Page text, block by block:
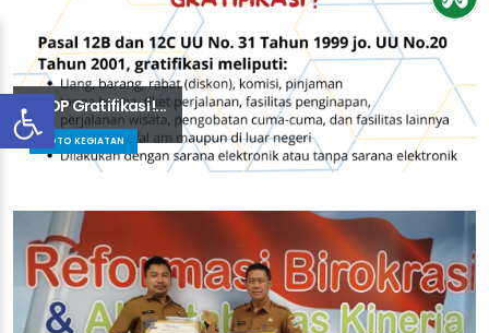
STOP Gratifikasi !...
FOTO KEGIATAN